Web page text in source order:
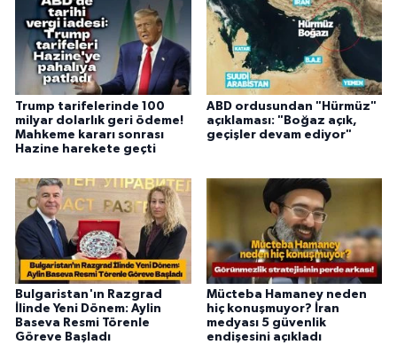
Trump tarifelerinde 100
milyar dolarlık geri ödeme!
Mahkeme kararı sonrası
Hazine harekete geçti
ABD ordusundan "Hürmüz"
açıklaması: "Boğaz açık,
geçişler devam ediyor"
Bulgaristan'ın Razgrad
İlinde Yeni Dönem: Aylin
Baseva Resmi Törenle
Göreve Başladı
Mücteba Hamaney neden
hiç konuşmuyor? İran
medyası 5 güvenlik
endişesini açıkladı